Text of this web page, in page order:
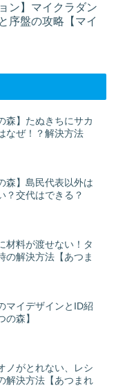
ン】マイクラダン
序盤の攻略【マイ
森】たぬきちにサカ
なぜ！？解決方法
森】島民代表以外は
？交代はできる？
材料が渡せない！タ
の解決方法【あつま
マイデザインとID紹
の森】
ノがとれない、レシ
解決方法【あつまれ